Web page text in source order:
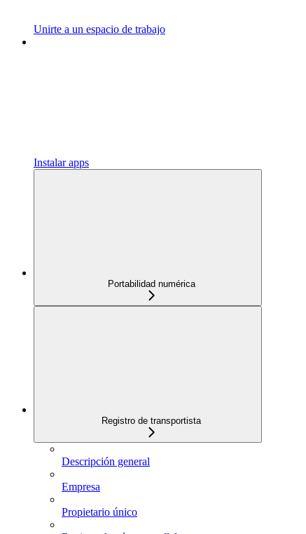
Unirte a un espacio de trabajo
Instalar apps
Portabilidad numérica
Registro de transportista
Descripción general
Empresa
Propietario único